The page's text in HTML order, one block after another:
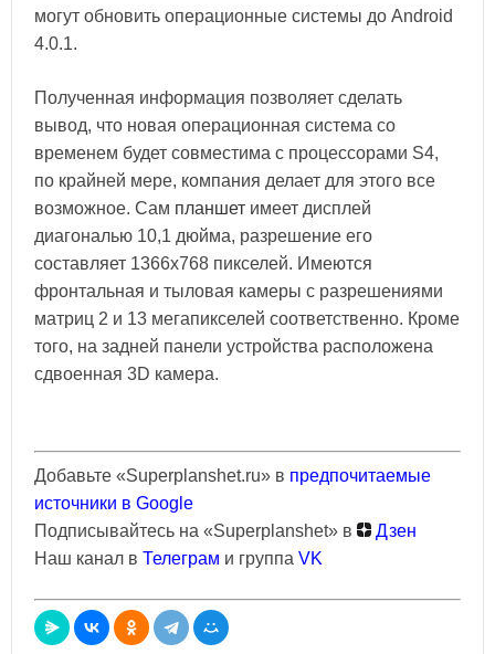
могут обновить операционные системы до Android
4.0.1.
Полученная информация позволяет сделать
вывод, что новая операционная система со
временем будет совместима с процессорами S4,
по крайней мере, компания делает для этого все
возможное. Сам планшет имеет дисплей
диагональю 10,1 дюйма, разрешение его
составляет 1366x768 пикселей. Имеются
фронтальная и тыловая камеры с разрешениями
матриц 2 и 13 мегапикселей соответственно. Кроме
того, на задней панели устройства расположена
сдвоенная 3D камера.
Добавьте «Superplanshet.ru» в предпочитаемые
источники в Google
Подписывайтесь на «Superplanshet» в
Дзен
Наш канал в Телеграм и группа VK